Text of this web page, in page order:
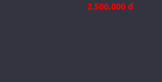
2.500.000 đ